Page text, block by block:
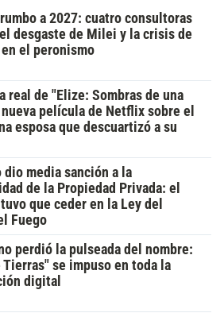
a 2027: cuatro consultoras
desgaste de Milei y la crisis de
en el peronismo
real de "Elize: Sombras de una
película de Netflix sobre el
esposa que descuartizó a su
dio media sanción a la
de la Propiedad Privada: el
que ceder en la Ley del
Fuego
perdió la pulseada del nombre:
Tierras" se impuso en toda la
digital